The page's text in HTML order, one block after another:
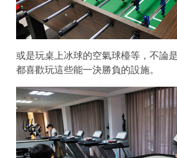
或是玩桌上冰球的空氣球檯等，不論
都喜歡玩這些能一決勝負的設施。